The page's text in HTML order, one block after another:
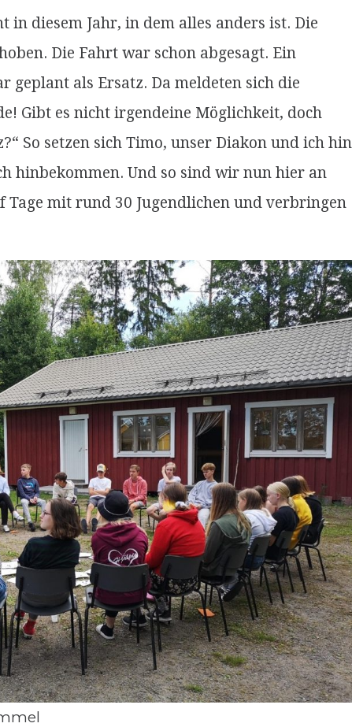
in diesem Jahr, in dem alles anders ist. Die
Die Fahrt war schon abgesagt. Ein
geplant als Ersatz. Da meldeten sich die
Gibt es nicht irgendeine Möglichkeit, doch
So setzen sich Timo, unser Diakon und ich hin
hinbekommen. Und so sind wir nun hier an
mit rund 30 Jugendlichen und verbringen